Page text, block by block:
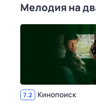
Мелодия на
7.2 Кинопоиск